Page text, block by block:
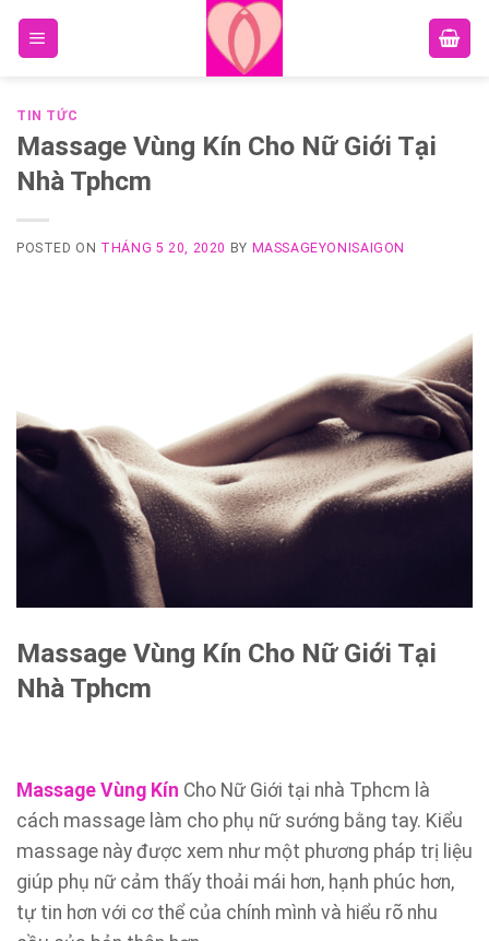
Skip
TIN TỨC
Massage Vùng Kín Cho Nữ Giới Tại
Nhà Tphcm
POSTED ON THÁNG 5 20, 2020 BY MASSAGEYONISAIGON
Massage Vùng Kín Cho Nữ Giới Tại
Nhà Tphcm
Massage Vùng Kín Cho Nữ Giới tại nhà Tphcm là
cách massage làm cho phụ nữ sướng bằng tay. Kiểu
massage này được xem như một phương pháp trị liệu
giúp phụ nữ cảm thấy thoải mái hơn, hạnh phúc hơn,
tự tin hơn với cơ thể của chính mình và hiểu rõ nhu